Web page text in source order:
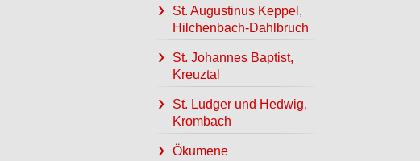
St. Augustinus Keppel,
Hilchenbach-Dahlbruch
St. Johannes Baptist,
Kreuztal
St. Ludger und Hedwig,
Krombach
Ökumene